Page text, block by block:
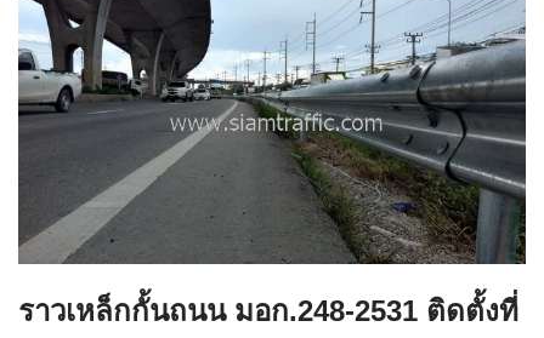
ราวเหล็กกั้นถนน มอก.248-2531 ติดตั้งที่